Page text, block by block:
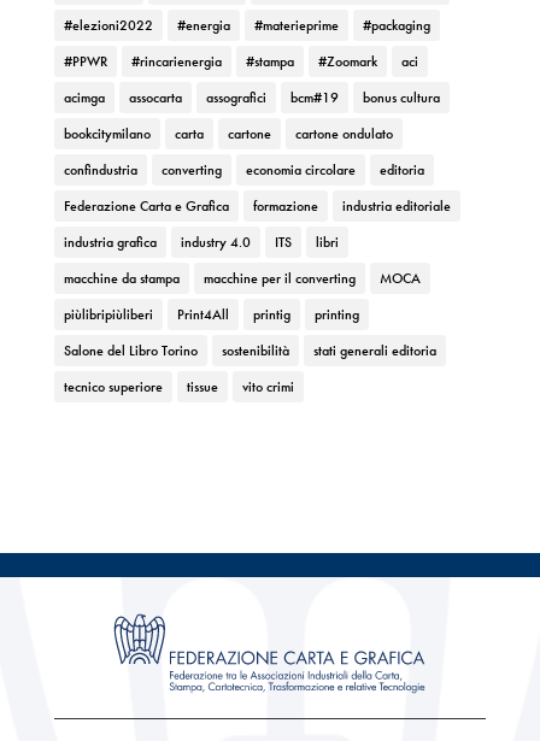
#elezioni2022
#energia #materieprime
#packaging
#PPWR
#rincarienergia #stampa #Zoomark
aci
acimga
assocarta assografici bcm#19
bonus cultura
bookcitymilano
carta cartone
cartone ondulato
confindustria
converting economia circolare
editoria
Federazione Carta e Grafica
formazione
industria editoriale
industria grafica
industry 4.0 ITS
libri
macchine da stampa
macchine per il converting
MOCA
piùlibripiùliberi
Print4All printig
printing
Salone del Libro Torino
sostenibilità
stati generali editoria
tecnico superiore
tissue vito crimi